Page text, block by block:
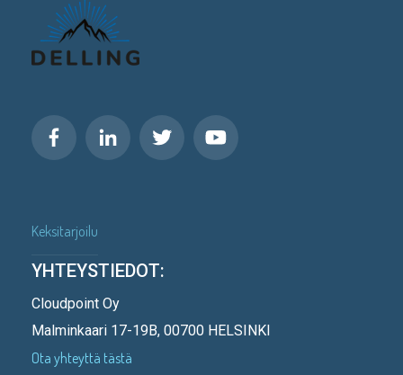
Keksitarjoilu
YHTEYSTIEDOT:
Cloudpoint Oy
Malminkaari 17-19B, 00700 HELSINKI
Ota yhteyttä tästä